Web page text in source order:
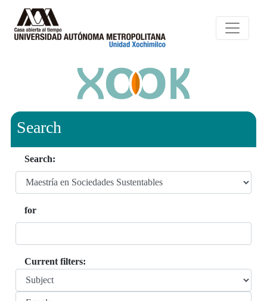
Search
Search:
for
Current filters: